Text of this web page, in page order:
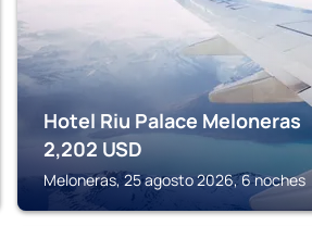
Hotel Riu Palace Meloneras
2,202 USD
Meloneras, 25 agosto 2026, 6 noches